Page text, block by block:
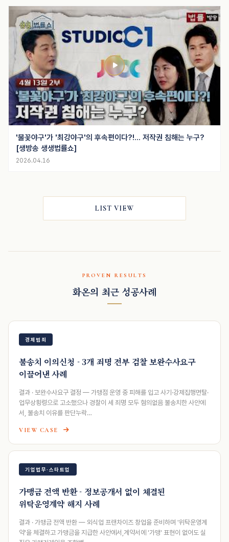
'불꽃야구'가 '최강야구'의 후속편이다?!... 저작권 침해는 누구?
[생방송 생생법률쇼]
2026.04.16
LIST VIEW
PROVEN RESULTS
화온의 최근 성공사례
경제범죄
불송치 이의신청 - 3개 죄명 전부 검찰 보완수사요구
이끌어낸 사례
결과 · 보완수사요구 결정 — 가맹점 운영 중 피해를 입고 사기·강제집행면탈·
업무상횡령으로 고소했으나 경찰이 세 죄명 모두 혐의없음 불송치한 사안에
서, 불송치 이유를 판단누락…
VIEW CASE
기업법무·스타트업
가맹금 전액 반환 - 정보공개서 없이 체결된
위탁운영계약 해지 사례
결과 · 가맹금 전액 반환 — 외식업 프랜차이즈 창업을 준비하며 '위탁운영계
약'을 체결하고 가맹금을 지급한 사안에서,계약서에 '가맹' 표현이 없어도 실